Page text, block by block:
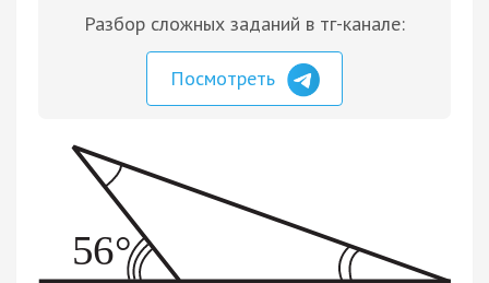
Разбор сложных заданий в тг-канале:
Посмотреть